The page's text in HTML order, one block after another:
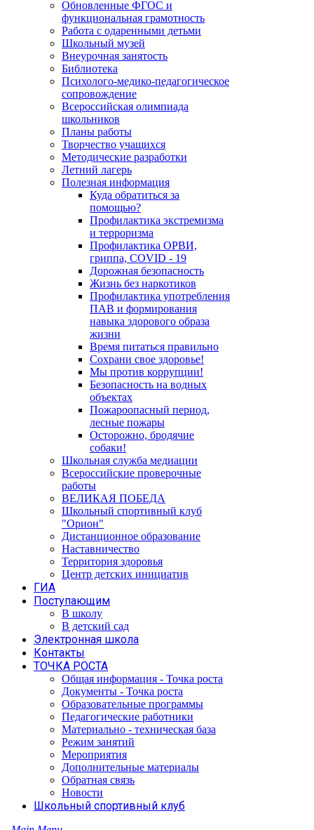
Обновленные ФГОС и
функциональная грамотность
Работа с одаренными детьми
Школьный музей
Внеурочная занятость
Библиотека
Психолого-медико-педагогическое
сопровождение
Всероссийская олимпиада
школьников
Планы работы
Творчество учащихся
Методические разработки
Летний лагерь
Полезная информация
Куда обратиться за
помощью?
Профилактика экстремизма
и терроризма
Профилактика ОРВИ,
гриппа, COVID - 19
Дорожная безопасность
Жизнь без наркотиков
Профилактика употребления
ПАВ и формирования
навыка здорового образа
жизни
Время питаться правильно
Сохрани свое здоровье!
Мы против коррупции!
Безопасность на водных
объектах
Пожароопасный период,
лесные пожары
Осторожно, бродячие
собаки!
Школьная служба медиации
Всероссийские проверочные
работы
ВЕЛИКАЯ ПОБЕДА
Школьный спортивный клуб
"Орион"
Дистанционное образование
Наставничество
Территория здоровья
Центр детских инициатив
ГИА
Поступающим
В школу
В детский сад
Электронная школа
Контакты
ТОЧКА РОСТА
Общая информация - Точка роста
Документы - Точка роста
Образовательные программы
Педагогические работники
Материально - техническая база
Режим занятий
Мероприятия
Дополнительные материалы
Обратная связь
Новости
Школьный спортивный клуб